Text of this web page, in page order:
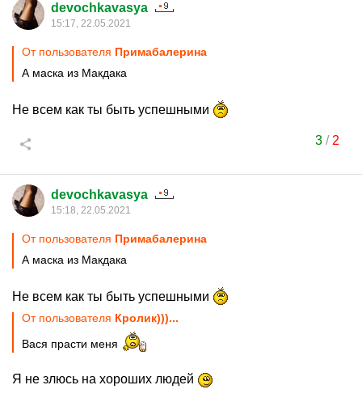
devochkavasya
15:17, 22.05.2021
От пользователя Примaбaлерина
А маска из Макдака
Не всем как ты быть успешными
3/ 2
devochkavasya
15:18, 22.05.2021
От пользователя Примaбaлерина
А маска из Макдака
Не всем как ты быть успешными
От пользователя Кролик)))...
Вася прасти меня
Я не злюсь на хороших людей